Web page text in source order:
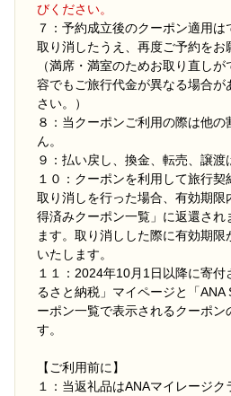
びください。
７：予約成立後のクーポン適用
取り消したうえ、再度ご予約をお
（満席・満室のためお取り直し
容でもご旅行代金が異なる場合
さい。）
８：当クーポンご利用の際は他
ん。
９：払い戻し、換金、転売、譲渡
１０：クーポンを利用して旅行
取り消しを行った場合、有効期限
得済みクーポン一覧」に返還され
ます。取り消しした際に有効期
いたします。
１１：2024年10月1日以降に寄付
るさと納税」マイページと「ANA
ーポン一覧で表示されるクーポン
す。
【ご利用前に】
１：当返礼品はANAマイレージ